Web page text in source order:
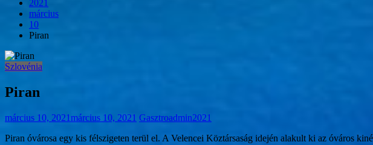
2021
március
10
Piran
Szlovénia
Piran
március 10, 2021március 10, 2021 Gasztroadmin2021
Piran óvárosa egy kis félszigeten terül el. A Velencei Köztársaság idején alakult ki az óváros